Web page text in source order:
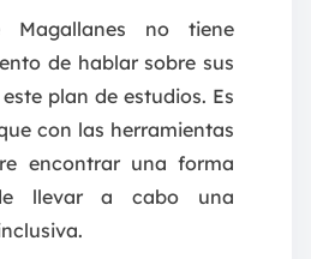
no tiene
de hablar sobre sus
plan de estudios. Es
con las herramientas
encontrar una forma
llevar a cabo una